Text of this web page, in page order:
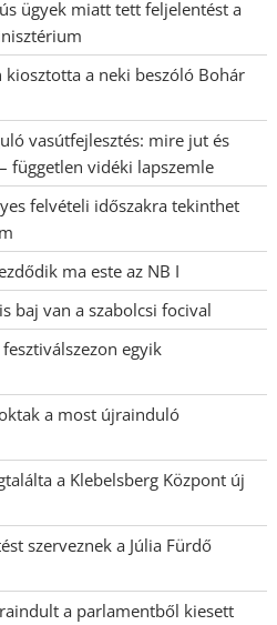
ügyek miatt tett feljelentést a
a neki beszóló Bohár
vasútfejlesztés: mire jut és
független vidéki lapszemle
felvételi időszakra tekinthet
ma este az NB I
baj van a szabolcsi focival
egyik
a most újrainduló
a Klebelsberg Központ új
szerveznek a Júlia Fürdő
a parlamentből kiesett